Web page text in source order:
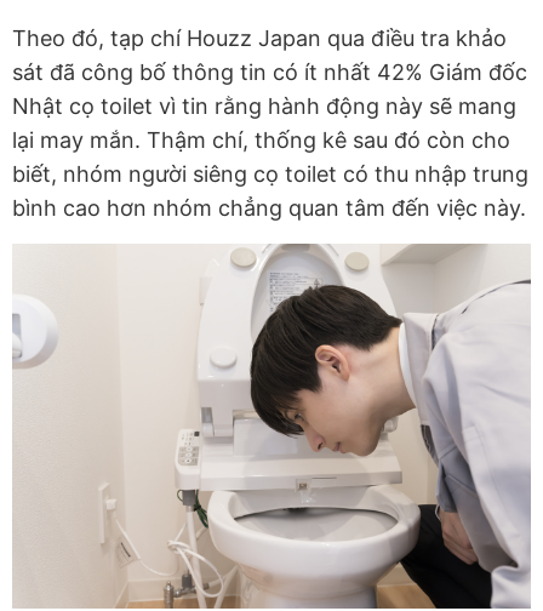
Theo đó, tạp chí Houzz Japan qua điều tra khảo
sát đã công bố thông tin có ít nhất 42% Giám đốc
Nhật cọ toilet vì tin rằng hành động này sẽ mang
lại may mắn. Thậm chí, thống kê sau đó còn cho
biết, nhóm người siêng cọ toilet có thu nhập trung
bình cao hơn nhóm chẳng quan tâm đến việc này.